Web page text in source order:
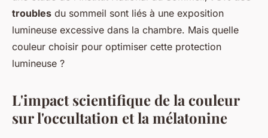
dormir
Joseph•1 décembre 2025•8 min de lecture
troubles du sommeil sont liés à une exposition
lumineuse excessive dans la chambre. Mais quelle
couleur choisir pour optimiser cette protection
lumineuse ?
L'impact scientifique de la couleur
sur l'occultation et la mélatonine